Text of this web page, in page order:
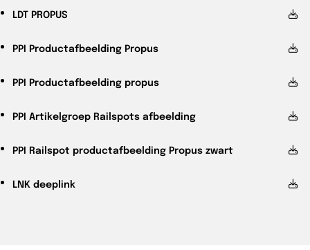
LDT PROPUS
PPI Productafbeelding Propus
PPI Productafbeelding propus
PPI Artikelgroep Railspots afbeelding
PPI Railspot productafbeelding Propus zwart
LNK deeplink